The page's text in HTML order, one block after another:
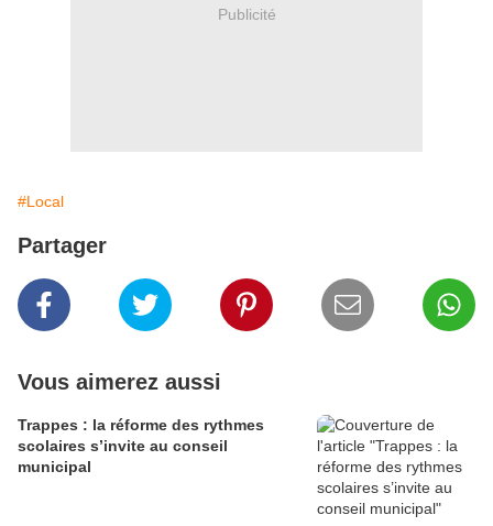
Publicité
#Local
Partager
Vous aimerez aussi
Trappes : la réforme des rythmes
scolaires s’invite au conseil
municipal